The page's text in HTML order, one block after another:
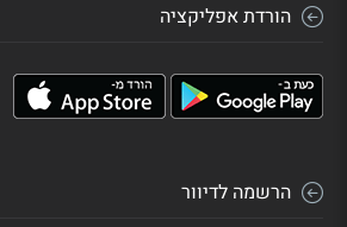
הורדת אפליקציה
הרשמה לדיוור